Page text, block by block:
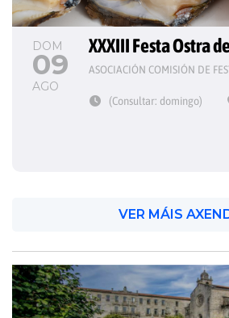
DOM
09
AGO
XXXIII Festa Ostra
ASOCIACIÓN COMISIÓN DE
(Consultar: domingo)
VER MÁIS